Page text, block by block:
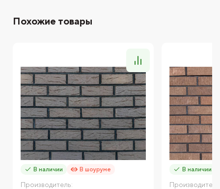
Похожие товары
В наличии В шоуруме
Производитель:
В наличии